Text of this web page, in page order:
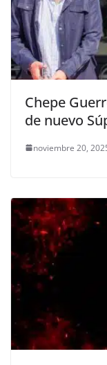
Chepe
de nuevo
noviembre 20,